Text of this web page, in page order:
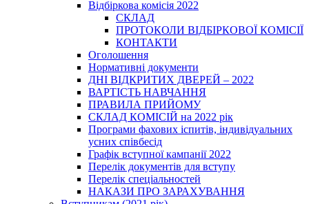
Відбіркова комісія 2022
СКЛАД
ПРОТОКОЛИ ВІДБІРКОВОЇ КОМІСІЇ
КОНТАКТИ
Оголошення
Нормативні документи
ДНІ ВІДКРИТИХ ДВЕРЕЙ – 2022
ВАРТІСТЬ НАВЧАННЯ
ПРАВИЛА ПРИЙОМУ
СКЛАД КОМІСІЙ на 2022 рік
Програми фахових іспитів, індивідуальних
усних співбесід
Графік вступної кампанії 2022
Перелік документів для вступу
Перелік спеціальностей
НАКАЗИ ПРО ЗАРАХУВАННЯ